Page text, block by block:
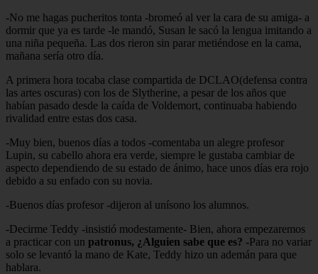
-No me hagas pucheritos tonta -bromeó al ver la cara de su amiga- a
dormir que ya es tarde -le mandó, Susan le sacó la lengua imitando a
una niña pequeña. Las dos rieron sin parar metiéndose en la cama,
mañana sería otro día.
A primera hora tocaba clase compartida de DCLAO(defensa contra
las artes oscuras) con los de Slytherine, a pesar de los años que
habían pasado desde la caída de Voldemort, continuaba habiendo
rivalidad entre estas dos casa.
-Muy bien, buenos días a todos -comentaba un alegre profesor
Lupin, su cabello ahora era verde, siempre le gustaba cambiar de
aspecto dependiendo de su estado de ánimo, hace unos días era rojo
debido a su enfado con su novia.
-Buenos días profesor -dijeron al unísono los alumnos.
-Decirme Teddy -insistió modestamente- Bien, ahora empezaremos
a practicar con un patronus, ¿Alguien sabe que es? -Para no variar
solo se levantó la mano de Kate, Teddy hizo un ademán para que
hablara.